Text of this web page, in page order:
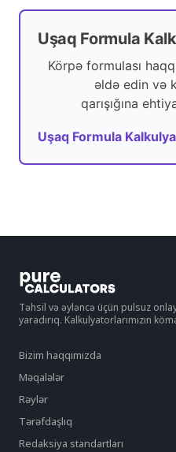
Uşaq Formula
Körpə formulası
əldə edin və
qarışığına
Uşaq Formula
Təhsil və əyləncə üçün pulsuz
yaradırıq. Kalkulyatorlarımızın
Bizim haqqımızda
Məqalələr
Rəylər
Tərəfdaşlıq
Redaksiya standartları